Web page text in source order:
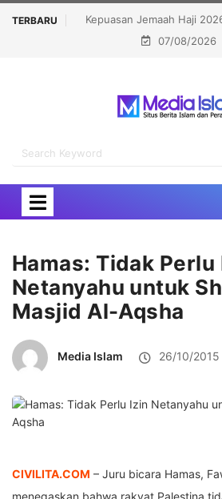
TERBARUHaji 2026 Capai Rekor Tertinggi
07/08/2026
Hamas: Tidak Perlu
Netanyahu untuk
Masjid Al-Aqsha
Media Islam 26/10/2015
CIVILITA.COM – Juru bicara Hamas,
menegaskan bahwa rakyat Palestina